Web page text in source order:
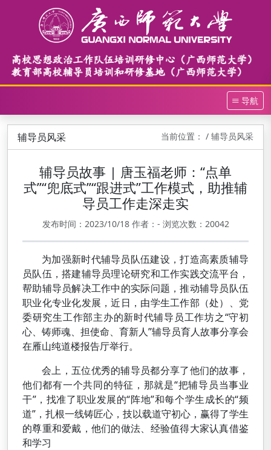
导航
辅导员风采 当前位置： / 辅导员风采
辅导员故事 | 唐玉福老师：“点单
式”“兜底式”“跟进式”工作模式，助推辅
导员工作走深走实
发布时间：2023/10/18 作者：- 浏览次数：20042
为加强新时代辅导员队伍建设，打造高素质辅导
员队伍，搭建辅导员理论研究和工作实践交流平台，
帮助辅导员解决工作中的实际问题，推动辅导员队伍
职业化专业化发展，近日，由学生工作部（处）、党
委研究生工作部主办的新时代辅导员工作坊之“守初
心、铸师魂、担使命、育新人”辅导员育人故事分享会
在雁山纯道楼报告厅举行。
会上，五位优秀的辅导员都分享了他们的故事，
他们都有一个共同的特征，那就是“把辅导员当事业
干”，找准了职业发展的“阵地”和每个学生成长的“频
道”，扎根一线铸匠心，技以载道守初心，赢得了学生
的尊重和爱戴，他们的做法、经验值得大家认真借鉴
和学习